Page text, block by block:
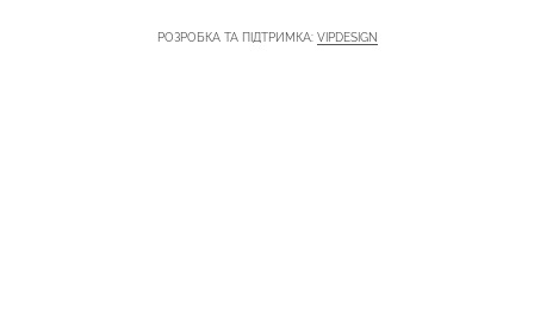
РОЗРОБКА ТА ПІДТРИМКА: VIPDESIGN